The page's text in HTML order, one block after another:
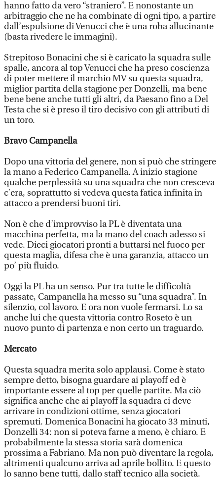
hanno fatto da vero “straniero”. E nonostante un
arbitraggio che ne ha combinate di ogni tipo, a partire
dall’espulsione di Venucci che è una roba allucinante
(basta rivedere le immagini).
Strepitoso Bonacini che si è caricato la squadra sulle
spalle, ancora al top Venucci che ha preso coscienza
di poter mettere il marchio MV su questa squadra,
miglior partita della stagione per Donzelli, ma bene
bene bene anche tutti gli altri, da Paesano fino a Del
Testa che si è preso il tiro decisivo con gli attributi di
un toro.
Bravo Campanella
Dopo una vittoria del genere, non si può che stringere
la mano a Federico Campanella. A inizio stagione
qualche perplessità su una squadra che non cresceva
c’era, soprattutto si vedeva questa fatica infinita in
attacco a prendersi buoni tiri.
Non è che d’improvviso la PL è diventata una
macchina perfetta, ma la mano del coach adesso si
vede. Dieci giocatori pronti a buttarsi nel fuoco per
questa maglia, difesa che è una garanzia, attacco un
po’ più fluido.
Oggi la PL ha un senso. Pur tra tutte le difficoltà
passate, Campanella ha messo su “una squadra”. In
silenzio, col lavoro. E ora non vuole fermarsi. Lo sa
anche lui che questa vittoria contro Roseto è un
nuovo punto di partenza e non certo un traguardo.
Mercato
Questa squadra merita solo applausi. Come è stato
sempre detto, bisogna guardare ai playoff ed è
importante essere al top per quelle partite. Ma ciò
significa anche che ai playoff la squadra ci deve
arrivare in condizioni ottime, senza giocatori
spremuti. Domenica Bonacini ha giocato 33 minuti,
Donzelli 34: non si poteva farne a meno, è chiaro. E
probabilmente la stessa storia sarà domenica
prossima a Fabriano. Ma non può diventare la regola,
altrimenti qualcuno arriva ad aprile bollito. E questo
lo sanno bene tutti, dallo staff tecnico alla società.